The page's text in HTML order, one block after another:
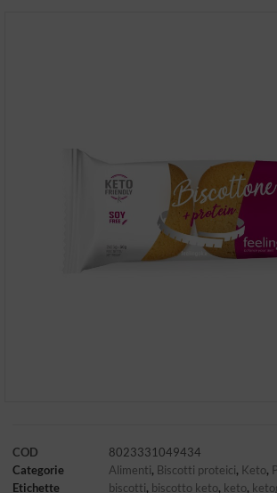
COD
8023331049434
Categorie
Alimenti, Biscotti proteici, Keto,
Etichette
biscotti, biscotto keto, keto,